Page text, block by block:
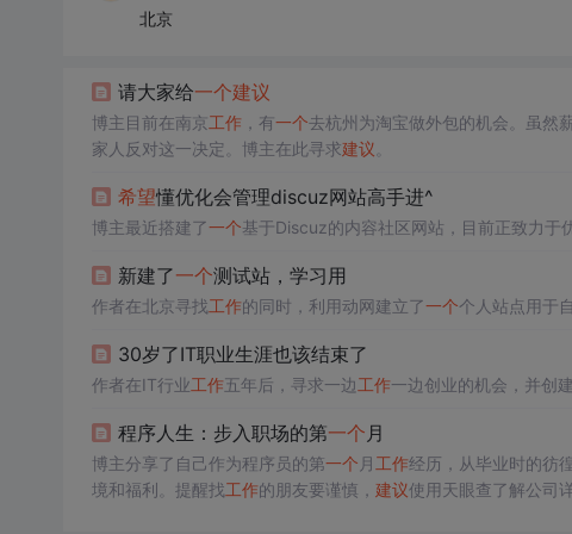
北京
请大家给一个建议
博主目前在南京 工作，有一个去杭州为淘宝做外包的机会。虽然
家人反对这一决定。博主在此寻求建议
希望懂优化会管理discuz网站高手进^
博主最近搭建了一个基于Discuz的内容社区网站，目前正致力于
新建了一个测试站，学习用
作者在北京寻找工作的同时，利用动网建立了一个个人站点用于
30岁了IT职业生涯也该结束了
作者在IT行业工作五年后，寻求一边工作一边创业的机会，并创
程序人生：步入职场的第一个 月
博主分享了自己作为程序员的第一个 月 工作经历，从毕业时的彷
境和福利。提醒找工作的朋友要谨慎， 建议使用天眼查了解公司